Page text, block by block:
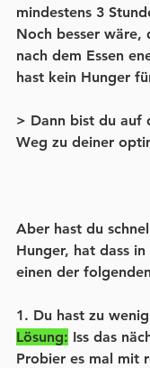
mindestens 3
Noch besser wäre,
nach dem Essen
hast kein Hunger
> Dann bist du auf
Weg zu deiner
Aber hast du
Hunger, hat dass
einen der
1. Du hast zu
Lösung: Iss das
Probier es mal mit